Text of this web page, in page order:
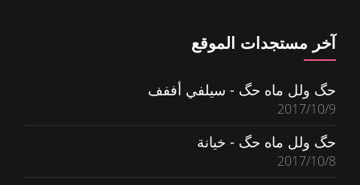
آخر مستجدات الموقع
حگ ولل ماه حگ - سيلفي أففف
2017/10/9
حگ ولل ماه حگ - خيانة
2017/10/8